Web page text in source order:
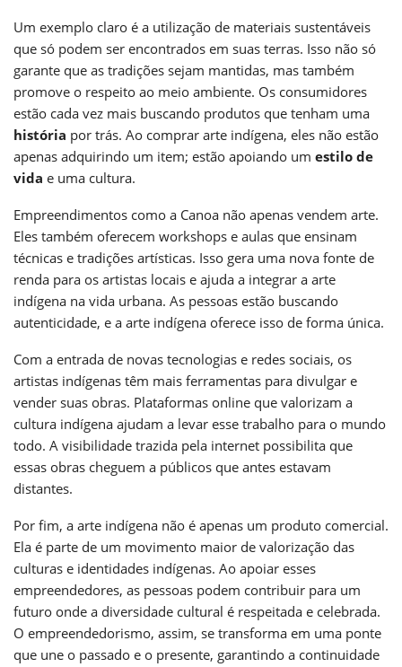
Um exemplo claro é a utilização de materiais sustentáveis
que só podem ser encontrados em suas terras. Isso não só
garante que as tradições sejam mantidas, mas também
promove o respeito ao meio ambiente. Os consumidores
estão cada vez mais buscando produtos que tenham uma
história por trás. Ao comprar arte indígena, eles não estão
apenas adquirindo um item; estão apoiando um estilo de
vida e uma cultura.
Empreendimentos como a Canoa não apenas vendem arte.
Eles também oferecem workshops e aulas que ensinam
técnicas e tradições artísticas. Isso gera uma nova fonte de
renda para os artistas locais e ajuda a integrar a arte
indígena na vida urbana. As pessoas estão buscando
autenticidade, e a arte indígena oferece isso de forma única.
Com a entrada de novas tecnologias e redes sociais, os
artistas indígenas têm mais ferramentas para divulgar e
vender suas obras. Plataformas online que valorizam a
cultura indígena ajudam a levar esse trabalho para o mundo
todo. A visibilidade trazida pela internet possibilita que
essas obras cheguem a públicos que antes estavam
distantes.
Por fim, a arte indígena não é apenas um produto comercial.
Ela é parte de um movimento maior de valorização das
culturas e identidades indígenas. Ao apoiar esses
empreendedores, as pessoas podem contribuir para um
futuro onde a diversidade cultural é respeitada e celebrada.
O empreendedorismo, assim, se transforma em uma ponte
que une o passado e o presente, garantindo a continuidade